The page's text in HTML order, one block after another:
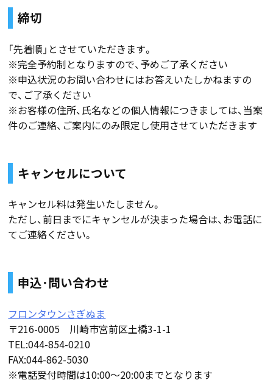
締切
「先着順」とさせていただきます。
※完全予約制となりますので、予めご了承ください
※申込状況のお問い合わせにはお答えいたしかねますの
で、ご了承ください
※お客様の住所、氏名などの個人情報につきましては、当案
件のご連絡、ご案内にのみ限定し使用させていただきます
キャンセルについて
キャンセル料は発生いたしません。
ただし、前日までにキャンセルが決まった場合は、お電話に
てご連絡ください。
申込･問い合わせ
フロンタウンさぎぬま
〒216-0005 川崎市宮前区土橋3-1-1
TEL:044-854-0210
FAX:044-862-5030
※電話受付時間は10:00〜20:00までとなります